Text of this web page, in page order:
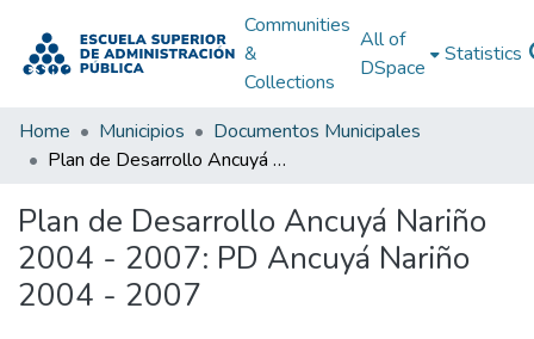
Communities
&
Collections
All of
DSpace
Statistics
Home Municipios
Documentos Municipales
Plan de Desarrollo Ancuyá Nariño 2004 - 2007: PD Ancuyá Nariño 2004 - 2007
Plan de Desarrollo Ancuyá Nariño
2004 - 2007: PD Ancuyá Nariño
2004 - 2007